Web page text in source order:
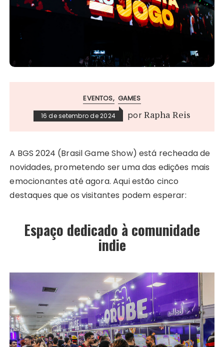
EVENTOS GAMES
16 de setembro de 2024 porRapha Reis
A BGS 2024 (Brasil Game Show) está recheada de
novidades, prometendo ser uma das edições mais
emocionantes até agora. Aqui estão cinco
destaques que os visitantes podem esperar:
Espaço dedicado à comunidade
indie